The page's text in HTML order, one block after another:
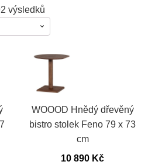
výsledků
nejnovějších
WOOOD Hnědý dřevěný
bistro stolek Feno 79 x 73
cm
10 890 Kč